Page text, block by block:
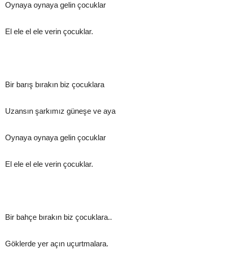
Oynaya oynaya gelin çocuklar
El ele el ele verin çocuklar.
Bir barış bırakın biz çocuklara
Uzansın şarkımız güneşe ve aya
Oynaya oynaya gelin çocuklar
El ele el ele verin çocuklar.
Bir bahçe bırakın biz çocuklara..
Göklerde yer açın uçurtmalara.